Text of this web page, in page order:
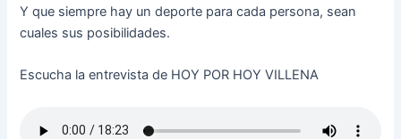
Y que siempre hay un deporte para cada persona, sean
cuales sus posibilidades.
Escucha la entrevista de HOY POR HOY VILLENA